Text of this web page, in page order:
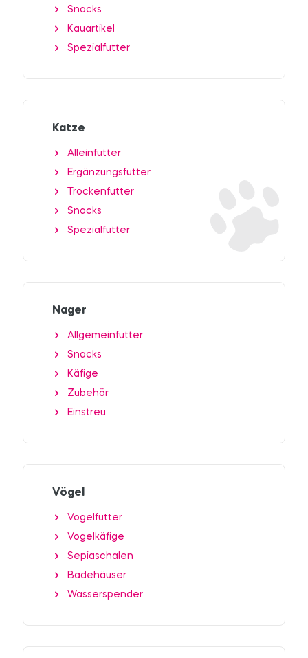
Snacks
Kauartikel
Spezialfutter
Katze
Alleinfutter
Ergänzungsfutter
Trockenfutter
Snacks
Spezialfutter
Nager
Allgemeinfutter
Snacks
Käfige
Zubehör
Einstreu
Vögel
Vogelfutter
Vogelkäfige
Sepiaschalen
Badehäuser
Wasserspender